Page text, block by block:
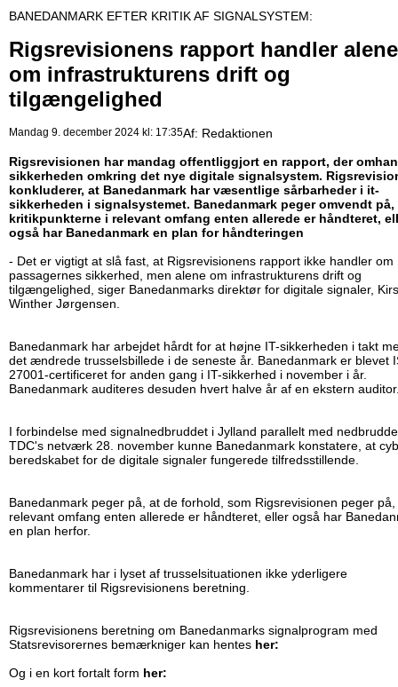
BANEDANMARK EFTER KRITIK AF SIGNALSYSTEM:
Rigsrevisionens rapport handler alene
om infrastrukturens drift og
tilgængelighed
Mandag 9. december 2024 kl: 17:35Af: Redaktionen
Rigsrevisionen har mandag offentliggjort en rapport, der
sikkerheden omkring det nye digitale signalsystem.
konkluderer, at Banedanmark har væsentlige sårbarheder i it-
sikkerheden i signalsystemet. Banedanmark peger omvendt på,
kritikpunkterne i relevant omfang enten allerede er håndteret,
også har Banedanmark en plan for håndteringen
- Det er vigtigt at slå fast, at Rigsrevisionens rapport ikke handler om
passagernes sikkerhed, men alene om infrastrukturens drift og
tilgængelighed, siger Banedanmarks direktør for digitale signaler,
Winther Jørgensen.
Banedanmark har arbejdet hårdt for at højne IT-sikkerheden i takt
det ændrede trusselsbillede i de seneste år. Banedanmark er blevet
27001-certificeret for anden gang i IT-sikkerhed i november i år.
Banedanmark auditeres desuden hvert halve år af en ekstern
I forbindelse med signalnedbruddet i Jylland parallelt med
TDC's netværk 28. november kunne Banedanmark konstatere, at
beredskabet for de digitale signaler fungerede tilfredsstillende.
Banedanmark peger på, at de forhold, som Rigsrevisionen peger på,
relevant omfang enten allerede er håndteret, eller også har
en plan herfor.
Banedanmark har i lyset af trusselsituationen ikke yderligere
kommentarer til Rigsrevisionens beretning.
Rigsrevisionens beretning om Banedanmarks signalprogram med
Statsrevisorernes bemærkniger kan hentes her:
Og i en kort fortalt form her: